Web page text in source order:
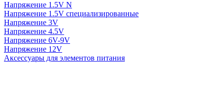
Напряжение 1.5V N
Напряжение 1.5V специализированные
Напряжение 3V
Напряжение 4.5V
Напряжение 6V-9V
Напряжение 12V
Аксессуары для элементов питания